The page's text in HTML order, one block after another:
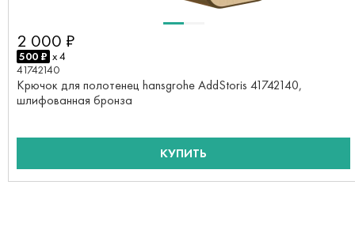
2 000 ₽
500 ₽ x 4
41742140
Крючок для полотенец hansgrohe AddStoris 41742140,
шлифованная бронза
КУПИТЬ